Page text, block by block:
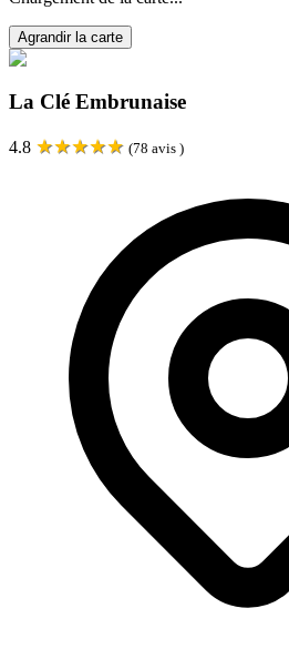
Agrandir la carte
La Clé Embrunaise
4.8 ★★★★★ (78 avis )